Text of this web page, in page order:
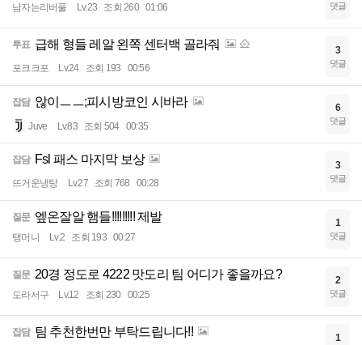
남자는리버풀 Lv.23 조회 260 01:06 댓글
투표 급해 형들 레알 왼쪽 센터백 골라줘
포크크포 Lv.24 조회 193 00:56
3
댓글
잡담 않이ㅡㅡ;피시방코인 시바라
Juve Lv.83 조회 504 00:35
6
댓글
잡담 Fsl 패스 마지막 보상
뜨거운냉탕 Lv.27 조회 768 00:28
3
댓글
질문 엪온잘알 햄들!!!!!!!!! 제발
탱머니 Lv.2 조회 193 00:27
1
댓글
질문 20경 정도로 4222 맛도리 팀 어디가 좋을까요?
도라서구 Lv.12 조회 230 00:25
2
댓글
잡담 팀 추천한번만 부탁드립니다!! 1